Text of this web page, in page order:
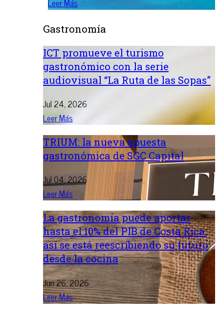
Gastronomía
ICT promueve el turismo
gastronómico con la serie
audiovisual “La Ruta de las Sopas”
Jul 24, 2026
Leer Más
TRIUM: la nueva apuesta
gastronómica de SGC Capital
Jul 04, 2026
Leer Más
La gastronomía puede aportar
hasta el 10% del PIB de Costa Rica:
así se está reescribiendo su futuro
desde la cocina
Jun 26, 2026
Leer Más